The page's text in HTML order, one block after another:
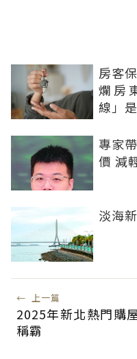
房客
爛房
線」
專家
價 減
淡海
← 上一篇
2025年新北熱門購
稱霸